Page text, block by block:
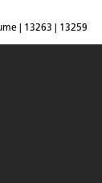
| 13263 | 13259